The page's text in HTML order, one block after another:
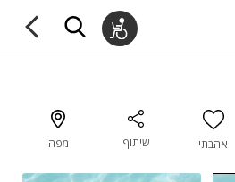
אהבתי שיתוף מפה